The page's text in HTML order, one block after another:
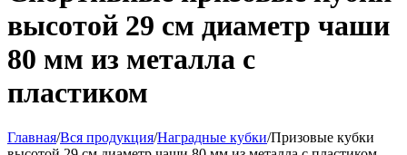
высотой 29 см диаметр чаши
80 мм из металла с
пластиком
Главная/Вся продукция/Наградные кубки/Призовые кубки